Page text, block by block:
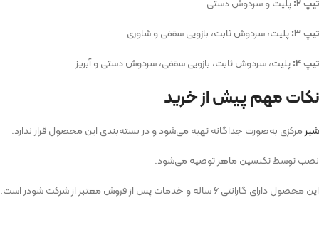
تیپ ۳:
پلیت، سردوش ثابت، بازویی سقفی و شاوری
تیپ ۴:
پلیت، سردوش ثابت، بازویی سقفی، سردوش دستی و آبریز
نکات مهم پیش از خرید
شیرمرکزی به‌صورت جداگانه تهیه می‌شود و در بسته‌بندی این محصول قرار ندارد.
نصب توسط تکنسین ماهر توصیه می‌شود.
این محصول دارای گارانتی ۶ ساله و خدمات پس از فروش معتبر از شرکت شودر است.